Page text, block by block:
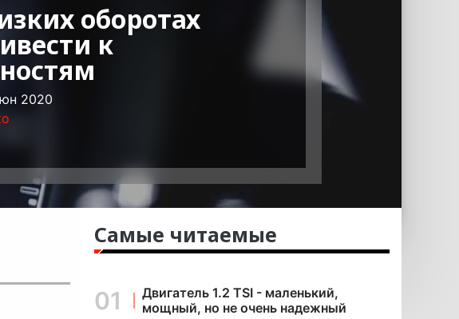
оборотах
к
2020
Самые читаемые
Двигатель 1.2 TSI - маленький,
мощный, но не очень надежный